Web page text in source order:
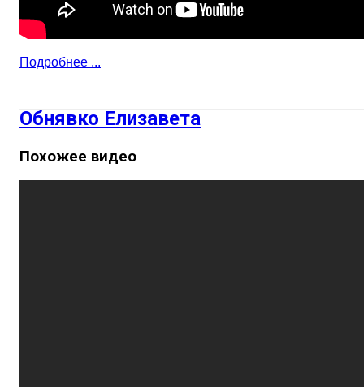
Подробнее ...
Обнявко Елизавета
Похожее видео